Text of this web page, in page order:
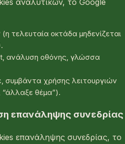
αναλυτικών, το Google
τελευταία οκτάδα μηδενίζεται
ανάλυση οθόνης, γλώσσα
συμβάντα χρήσης λειτουργιών
“άλλαξε θέμα”).
επανάληψης συνεδρίας
επανάληψης συνεδρίας, το